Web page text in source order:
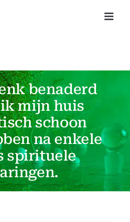
benaderd
mijn huis
schoon
na enkele
spirituele